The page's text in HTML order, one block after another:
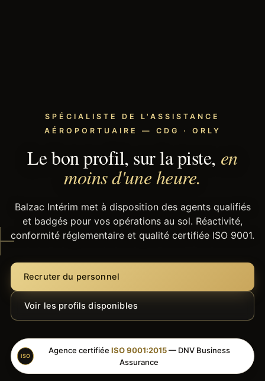
SPÉCIALISTE DE L'ASSISTANCE
AÉROPORTUAIRE — CDG · ORLY
Le bon profil, sur la piste, en
moins d'une heure.
Balzac Intérim met à disposition des agents qualifiés
et badgés pour vos opérations au sol. Réactivité,
conformité réglementaire et qualité certifiée ISO 9001.
Recruter du personnel
Voir les profils disponibles
ISO
Agence certifiée ISO 9001:2015— DNV Business
Assurance